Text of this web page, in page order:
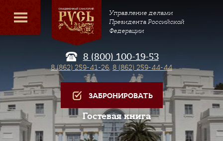
Управление делами
Президента Российской
Федерации
8 (800) 100-19-53
8 (862) 259-41-26, 8 (862) 259-44-44
ЗАБРОНИРОВАТЬ
Гостевая книга